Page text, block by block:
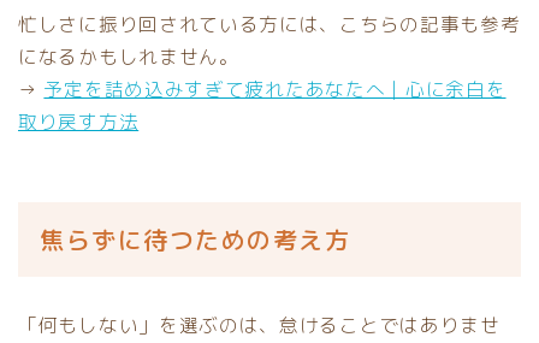
忙しさに振り回されている方には、こちらの記事も参考
になるかもしれません。
→ 予定を詰め込みすぎて疲れたあなたへ｜心に余白を
取り戻す方法
焦らずに待つための考え方
「何もしない」を選ぶのは、怠けることではありませ